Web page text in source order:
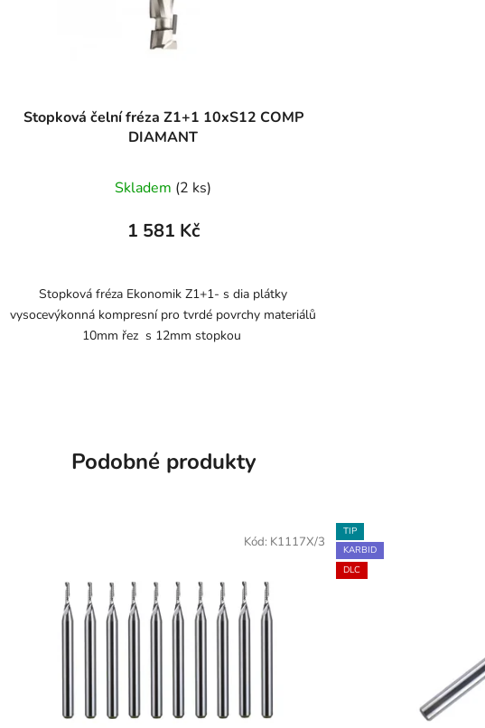
Stopková čelní fréza Z1+1 10xS12 COMP
DIAMANT
Skladem (2 ks)
1 581 Kč
Stopková fréza Ekonomik Z1+1- s dia plátky
vysocevýkonná kompresní pro tvrdé povrchy materiálů
10mm řez s 12mm stopkou
Podobné produkty
Kód: K1117X/3
TIP
KARBID
DLC